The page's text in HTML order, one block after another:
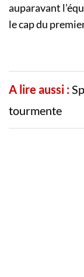
auparavant
le cap du
A lire aussi :
tourmente